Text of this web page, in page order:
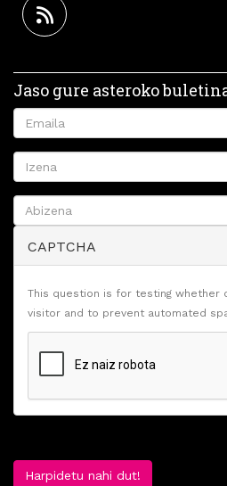
Jaso gure asteroko
CAPTCHA
This question is for testing whether
visitor and to prevent automated
Harpidetu nahi dut!